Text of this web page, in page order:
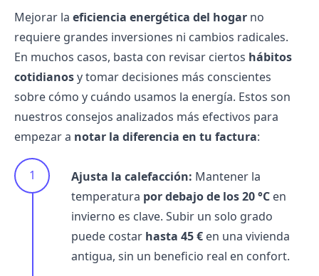
Mejorar la eficiencia energética del hogar no
requiere grandes inversiones ni cambios radicales.
En muchos casos, basta con revisar ciertos hábitos
cotidianosy tomar decisiones más conscientes
sobre cómo y cuándo usamos la energía. Estos son
nuestros consejos analizados más efectivos para
empezar a notar la diferencia en tu factura:
Ajusta la calefacción: Mantener la
temperatura por debajo de los 20 °C en
invierno es clave. Subir un solo grado
puede costar hasta 45 € en una vivienda
antigua, sin un beneficio real en confort.